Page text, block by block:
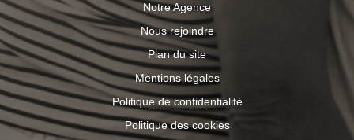
Notre Agence
Nous rejoindre
Plan du site
Mentions légales
Politique de confidentialité
Politique des cookies